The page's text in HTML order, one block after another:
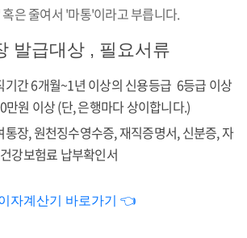
은 줄여서 '마통'이라고 부릅니다.
발급대상 , 필요서류
기간 6개월~1년 이상의 신용등급 6등급 이상
원 이상 (단, 은행마다 상이합니다.)
장, 원천징수영수증, 재직증명서, 신분증, 자
강보험료 납부확인서
자계산기 바로가기 👈